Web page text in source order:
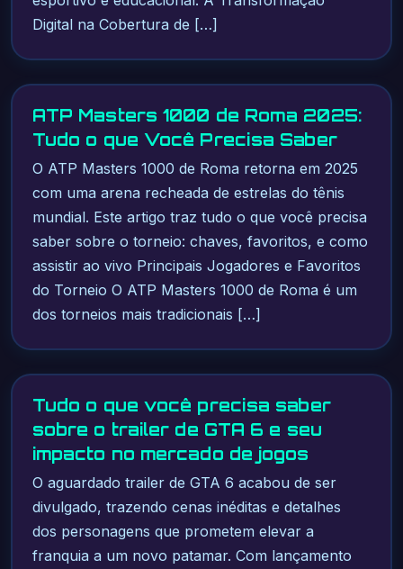
Digital na Cobertura de […]
ATP Masters 1000 de Roma 2025:
Tudo o que Você Precisa Saber
O ATP Masters 1000 de Roma retorna em 2025
com uma arena recheada de estrelas do tênis
mundial. Este artigo traz tudo o que você precisa
saber sobre o torneio: chaves, favoritos, e como
assistir ao vivo Principais Jogadores e Favoritos
do Torneio O ATP Masters 1000 de Roma é um
dos torneios mais tradicionais […]
Tudo o que você precisa saber
sobre o trailer de GTA 6 e seu
impacto no mercado de jogos
O aguardado trailer de GTA 6 acabou de ser
divulgado, trazendo cenas inéditas e detalhes
dos personagens que prometem elevar a
franquia a um novo patamar. Com lançamento